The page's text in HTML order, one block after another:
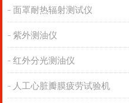
面罩耐热辐射测试仪
紫外测油仪
红外分光测油仪
人工心脏瓣膜疲劳试验机